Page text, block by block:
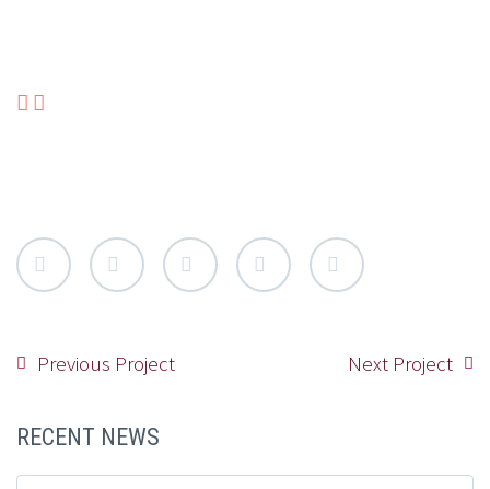
Previous Project Next Project
RECENT NEWS